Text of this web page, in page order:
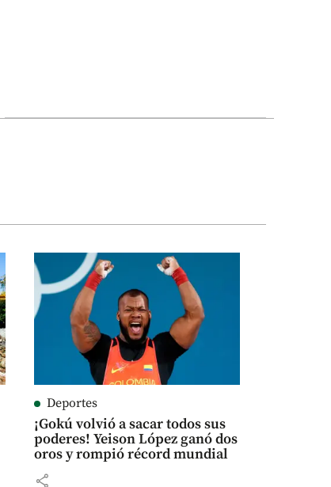
Deportes
¡Gokú volvió a sacar todos sus
poderes! Yeison López ganó dos
oros y rompió récord mundial
share